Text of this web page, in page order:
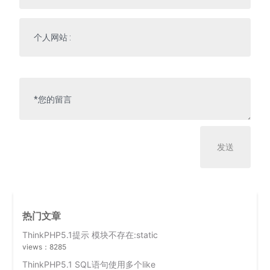
热门文章
ThinkPHP5.1提示 模块不存在:static
views：8285
ThinkPHP5.1 SQL语句使用多个like